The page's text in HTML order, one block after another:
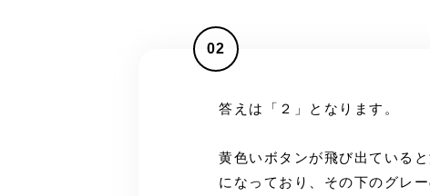
02
答えは「２」となります。
黄色いボタンが飛び出ている
になっており、その下のグレ